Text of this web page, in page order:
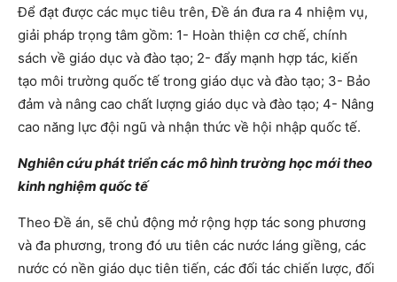
Để đạt được các mục tiêu trên, Đề án đưa ra 4 nhiệm vụ,
giải pháp trọng tâm gồm: 1- Hoàn thiện cơ chế, chính
sách về giáo dục và đào tạo; 2- đẩy mạnh hợp tác, kiến
tạo môi trường quốc tế trong giáo dục và đào tạo; 3- Bảo
đảm và nâng cao chất lượng giáo dục và đào tạo; 4- Nâng
cao năng lực đội ngũ và nhận thức về hội nhập quốc tế.
Nghiên cứu phát triển các mô hình trường học mới theo
kinh nghiệm quốc tế
Theo Đề án, sẽ chủ động mở rộng hợp tác song phương
và đa phương, trong đó ưu tiên các nước láng giềng, các
nước có nền giáo dục tiên tiến, các đối tác chiến lược, đối